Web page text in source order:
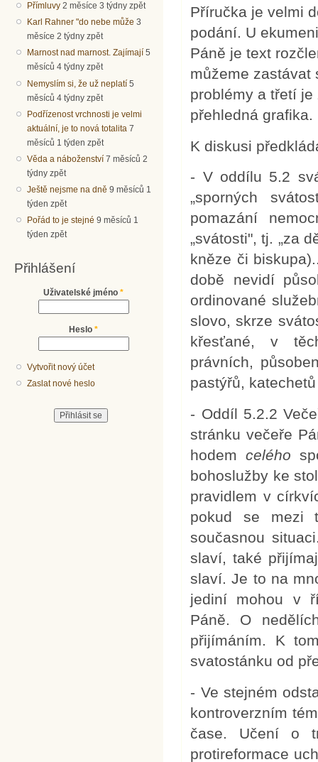
Přímluvy 2 měsíce 3 týdny zpět
Karl Rahner "do nebe může 3
měsíce 2 týdny zpět
Marnost nad marnost. Zajímají 5
měsíců 4 týdny zpět
Nemyslím si, že už neplatí 5
měsíců 4 týdny zpět
Podřízenost vrchnosti je velmi
aktuální, je to nová totalita 7
měsíců 1 týden zpět
Věda a náboženství 7 měsíců 2
týdny zpět
Ještě nejsme na dně 9 měsíců 1
týden zpět
Pořád to je stejné 9 měsíců 1
týden zpět
Přihlášení
Uživatelské jméno *
Heslo *
Vytvořit nový účet
Zaslat nové heslo
Příručka je velmi
podání. U
Páně je text
můžeme zastávat
problémy a třetí
přehledná grafika.
K diskusi
- V oddílu 5.2
„sporných
pomazání
„svátosti", tj. „za
kněze či
době nevidí
ordinované
slovo, skrze
křesťané, v
právních,
pastýřů,
- Oddíl 5.2.2
stránku večeře
hodemcelého
bohoslužby ke
pravidlem v
pokud se mezi
současnou
slaví, také
slaví. Je to na
jediní mohou v
Páně. O
přijímáním. K
svatostánku od
- Ve stejném
kontroverzním
čase. Učení o
protireformace